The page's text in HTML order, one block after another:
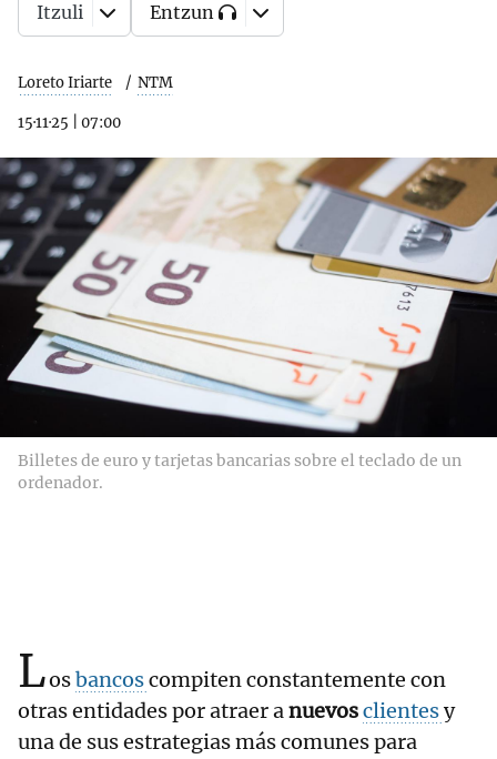
Loreto Iriarte NTM
15·11·25 07:00
Itzuli Entzun
Billetes de euro y tarjetas bancarias sobre el teclado de un
ordenador.
Losbancoscompiten constantemente con
otras entidades por atraer anuevosclientesy
una de sus estrategias más comunes para